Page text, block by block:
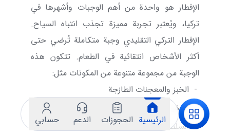
الرئيسية الحجوزات الدعم حسابي
الإفطار هو واحدة من أهم الوجبات وأشهرها في
تركيا، ويُعتبر تجربة مميزة تجذب انتباه السياح.
الإفطار التركي التقليدي وجبة متكاملة تُرضي حتى
أكثر الأشخاص انتقائية في الطعام. تتكون هذه
الوجبة من مجموعة متنوعة من المكونات مثل:
- الخبز والمعجنات الطازجة
- البيض
- السلطات